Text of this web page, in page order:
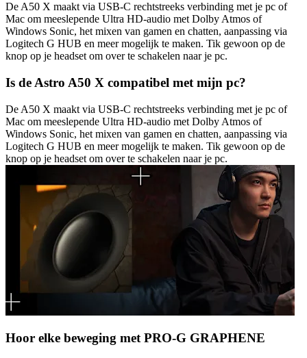
De A50 X maakt via USB-C rechtstreeks verbinding met je pc of
Mac om meeslepende Ultra HD-audio met Dolby Atmos of
Windows Sonic, het mixen van gamen en chatten, aanpassing via
Logitech G HUB en meer mogelijk te maken. Tik gewoon op de
knop op je headset om over te schakelen naar je pc.
Is de Astro A50 X compatibel met mijn pc?
De A50 X maakt via USB-C rechtstreeks verbinding met je pc of
Mac om meeslepende Ultra HD-audio met Dolby Atmos of
Windows Sonic, het mixen van gamen en chatten, aanpassing via
Logitech G HUB en meer mogelijk te maken. Tik gewoon op de
knop op je headset om over te schakelen naar je pc.
Hoor elke beweging met PRO-G GRAPHENE